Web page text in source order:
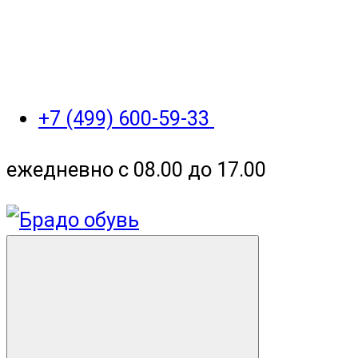
+7 (499) 600-59-33
ежедневно с 08.00 до 17.00